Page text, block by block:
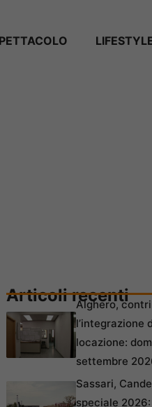
Articoli recenti
Alghero,
l’integrazione
locazione:
settembre
Sassari,
speciale